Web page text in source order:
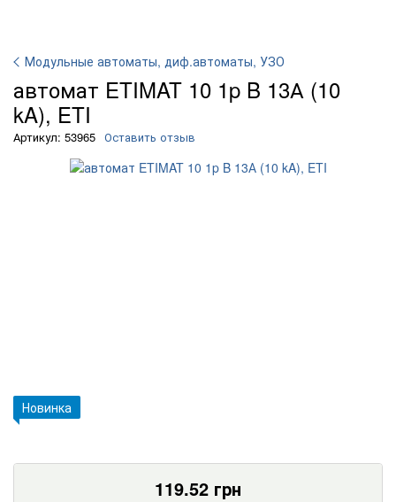
Модульные автоматы, диф.автоматы, УЗО
автомат ETIMAT 10 1p B 13А (10
kA), ETI
Артикул: 53965 Оставить отзыв
Новинка
119.52 грн